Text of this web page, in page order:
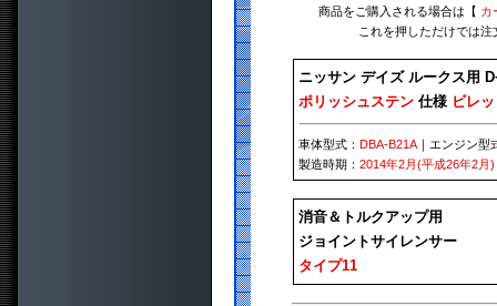
商品をご購入される場合は【 カ
これを押しただけでは
ニッサン デイズ ルークス用
ポリッシュステン 仕様 ビレ
車体型式：DBA-B21A ｜エンジン型
製造時期：2014年2月(平成26年2月)
消音＆トルクアップ用
ジョイントサイレンサー
タイプ11